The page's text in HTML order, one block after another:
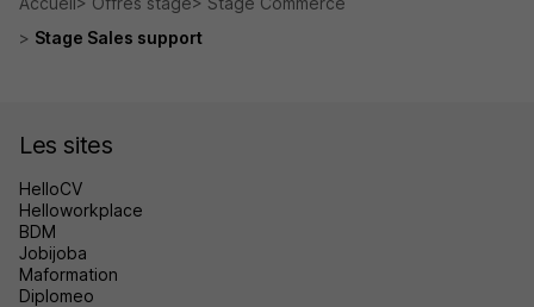
Stage Sales support
Les sites
HelloCV
Helloworkplace
BDM
Jobijoba
Maformation
Diplomeo